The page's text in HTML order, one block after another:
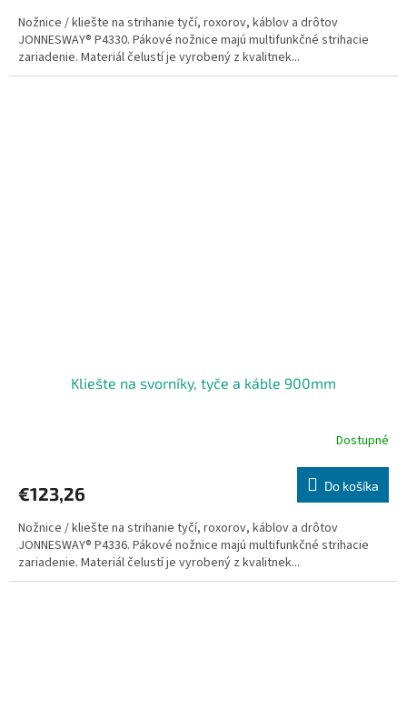
Nožnice / kliešte na strihanie tyčí, roxorov, káblov a drôtov
JONNESWAY® P4330. Pákové nožnice majú multifunkčné strihacie
zariadenie. Materiál čelustí je vyrobený z kvalitnek...
Kliešte na svorníky, tyče a káble 900mm
Dostupné
€123,26 Do košíka
Nožnice / kliešte na strihanie tyčí, roxorov, káblov a drôtov
JONNESWAY® P4336. Pákové nožnice majú multifunkčné strihacie
zariadenie. Materiál čelustí je vyrobený z kvalitnek...